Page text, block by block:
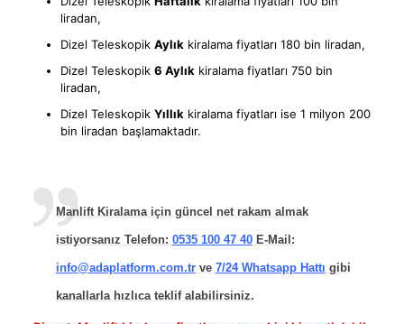
liradan,
Dizel Teleskopik Aylık kiralama fiyatları 180 bin liradan,
Dizel Teleskopik 6 Aylık kiralama fiyatları 750 bin
liradan,
Dizel Teleskopik Yıllık kiralama fiyatları ise 1 milyon 200
bin liradan başlamaktadır.
Manlift Kiralama için güncel net rakam almak
istiyorsanız Telefon: 0535 100 47 40 E-Mail:
info@adaplatform.com.tr ve 7/24 Whatsapp Hattı gibi
kanallarla hızlıca teklif alabilirsiniz.